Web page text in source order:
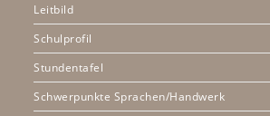
Leitbild
Schulprofil
Stundentafel
Schwerpunkte Sprachen/Handwerk